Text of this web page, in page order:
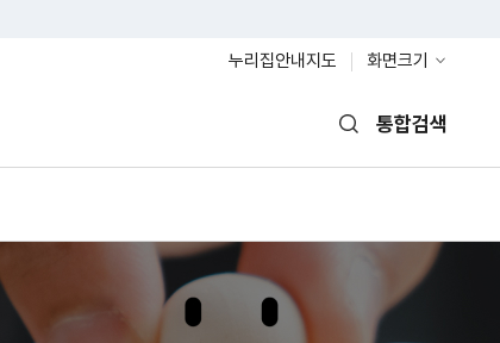
누리집안내지도
화면크기
통합검색